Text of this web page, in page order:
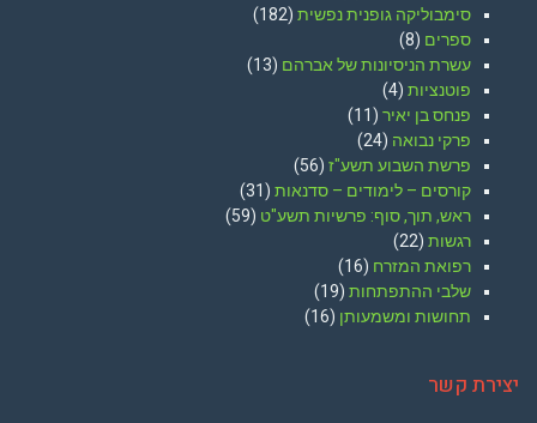
סימבוליקה גופנית נפשית (182)
ספרים (8)
עשרת הניסיונות של אברהם (13)
פוטנציות (4)
פנחס בן יאיר (11)
פרקי נבואה (24)
פרשת השבוע תשע"ז (56)
קורסים – לימודים – סדנאות (31)
ראש, תוך, סוף: פרשיות תשע"ט (59)
רגשות (22)
רפואת המזרח (16)
שלבי ההתפתחות (19)
תחושות ומשמעותן (16)
יצירת קשר